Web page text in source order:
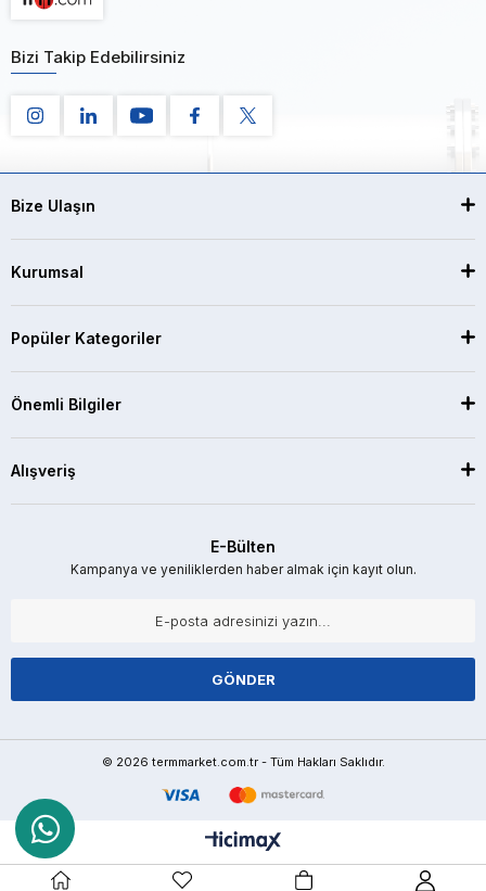
Bizi Takip Edebilirsiniz
Bize Ulaşın
Kurumsal
Popüler Kategoriler
Önemli Bilgiler
Alışveriş
E-Bülten
Kampanya ve yeniliklerden haber almak için kayıt olun.
GÖNDER
© 2026 termmarket.com.tr - Tüm Hakları Saklıdır.